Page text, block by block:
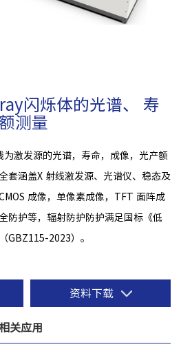
闪烁体的光谱、 寿
测量
为激发源的光谱，寿命，成像，光产额
套涵盖X 射线激发源、光谱仪、稳态及
成像，单像素成像，TFT 面阵成
防护等，辐射防护防护满足国标《低
GBZ115-2023）。
资料下载
关应用